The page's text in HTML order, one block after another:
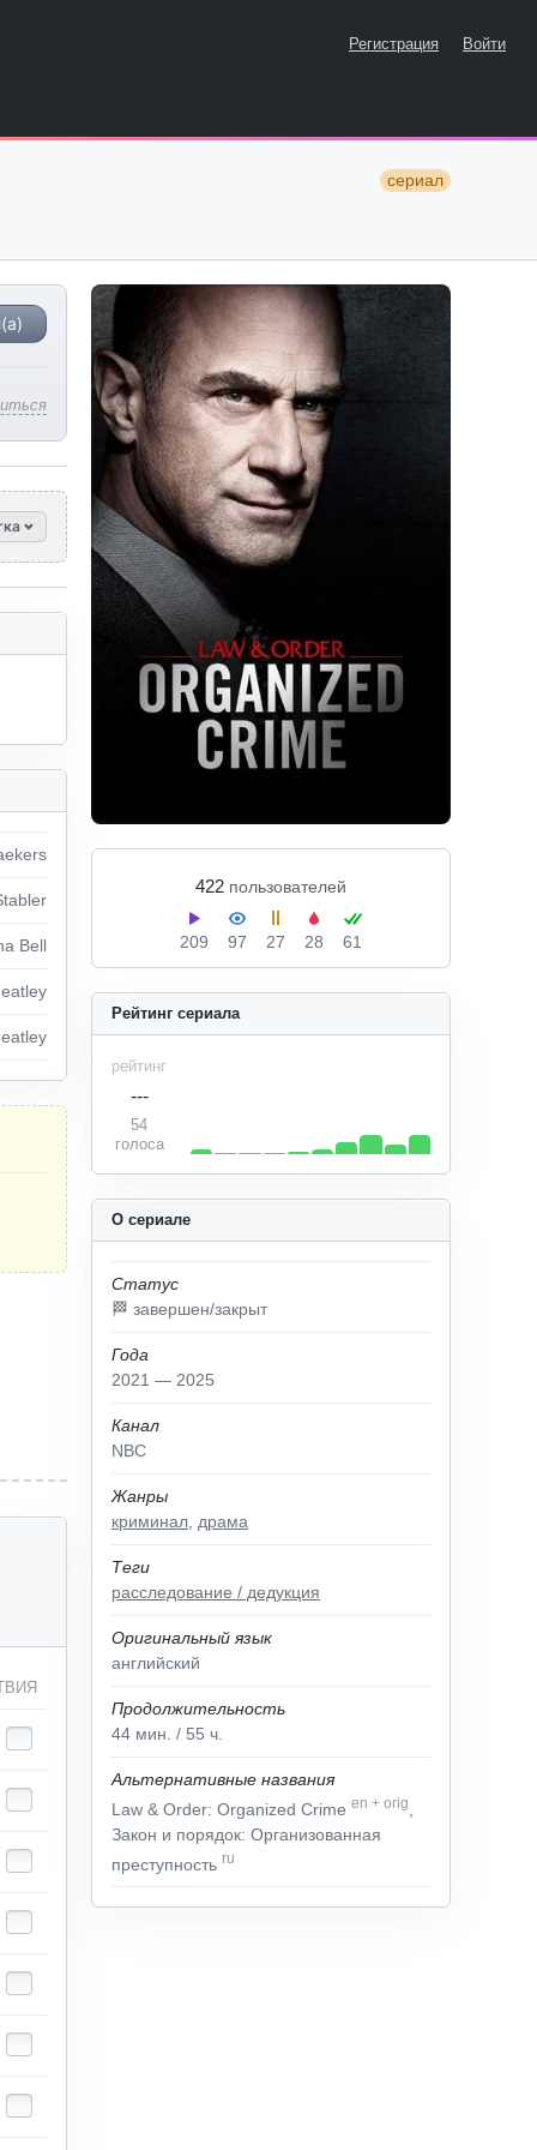
Регистрация Войти
сериал
422 пользователей
209 97 27 28 61
О сериале
Статус
🏁 завершен/закрыт
Года
2021 — 2025
Канал
NBC
Жанры
криминал драма
Теги
расследование / дедукция
Оригинальный язык
английский
Продолжительность
44 мин. / 55 ч.
Альтернативные названия
Law & Order: Organized Crime en + orig
Закон и порядок: Организованная
преступность ru
Рейтинг сериала
рейтинг
---
54
голоса
Bell